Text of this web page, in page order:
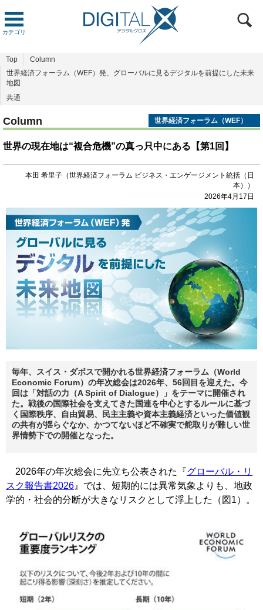
カテゴリ
Top
Column
世界経済フォーラム（WEF）発、グローバルに見るデジタルを前提にした未来
地図
共通
Column
世界経済フォーラム（WEF）
発、グローバルに見るデジタル
を前提にした未来地図
世界の現在地は“複合危機”の真っ只中にある【第1回】
本田 希里子（世界経済フォーラム ビジネス・エンゲージメント統括（日
本））
2026年4月17日
毎年、スイス・ダボスで開かれる世界経済フォーラム（World
Economic Forum）の年次総会は2026年、56回目を迎えた。今
回は「対話の力（A Spirit of Dialogue）」をテーマに開催され
た。戦後の国際社会を支えてきた国連を中心とするルールに基づ
く国際秩序、自由貿易、民主主義や資本主義経済といった価値観
の共有が揺らぐなか、かつてないほど不確実で舵取りが難しい世
界情勢下での開催となった。
2026年の年次総会に先立ち公表された『グローバル・リ
スク報告書2026 』では、短期的には異常気象よりも、地政
学的・社会的分断が大きなリスクとして浮上した（図1）。